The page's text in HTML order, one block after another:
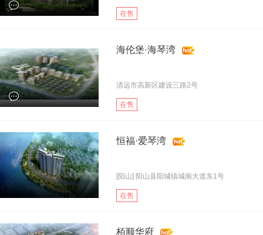
在售
海伦堡·海琴湾
清远市高新区建设三路2号
在售
恒福·爱琴湾
[阳山] 阳山县阳城镇城南大道东1号
在售
栢顺华府